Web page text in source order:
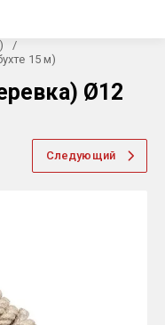
/
15 м)
Ø12
Следующий